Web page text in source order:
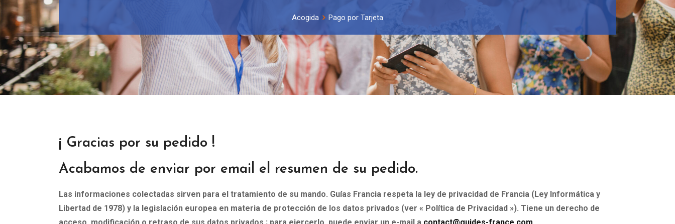
Acogida Pago por Tarjeta
¡ Gracias por su pedido !
Acabamos de enviar por email el resumen de su pedido.
Las informaciones colectadas sirven para el tratamiento de su mando. Guías Francia respeta la ley de privacidad de Francia (Ley Informática y
Libertad de 1978) y la legislación europea en materia de protección de los datos privados (ver « Política de Privacidad »). Tiene un derecho de